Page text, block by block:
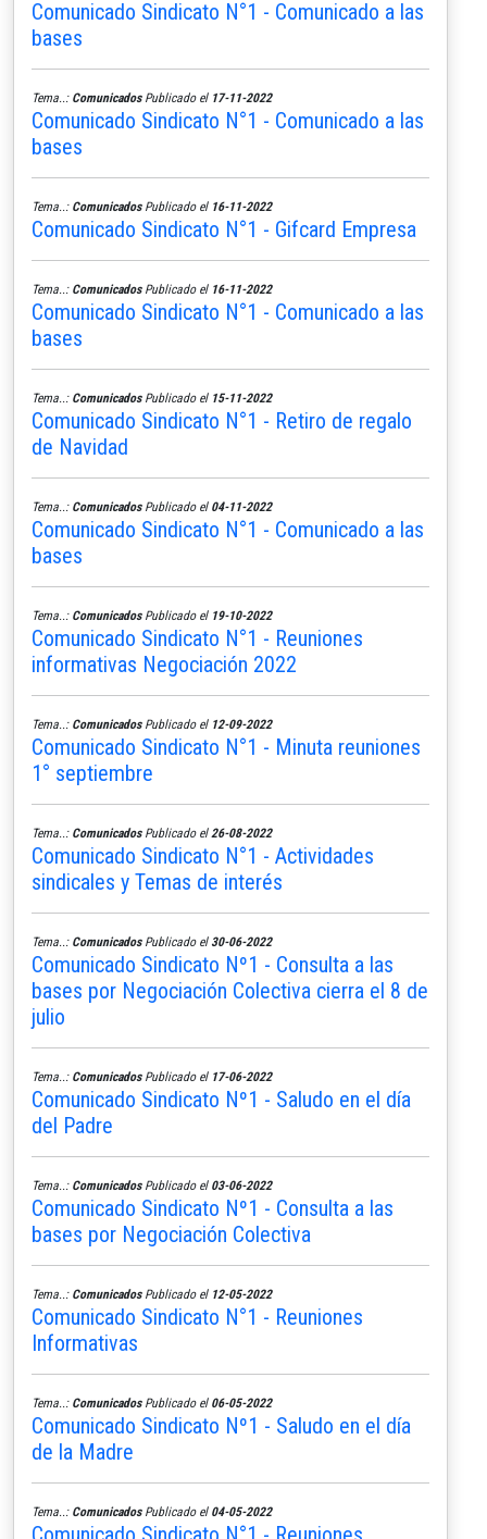
Comunicado Sindicato N°1 - Comunicado a las
bases
Tema..: ComunicadosPublicado el 17-11-2022
Comunicado Sindicato N°1 - Comunicado a las
bases
Tema..: ComunicadosPublicado el 16-11-2022
Comunicado Sindicato N°1 - Gifcard Empresa
Tema..: ComunicadosPublicado el 16-11-2022
Comunicado Sindicato N°1 - Comunicado a las
bases
Tema..: ComunicadosPublicado el 15-11-2022
Comunicado Sindicato N°1 - Retiro de regalo
de Navidad
Tema..: ComunicadosPublicado el 04-11-2022
Comunicado Sindicato N°1 - Comunicado a las
bases
Tema..: ComunicadosPublicado el 19-10-2022
Comunicado Sindicato N°1 - Reuniones
informativas Negociación 2022
Tema..: ComunicadosPublicado el 12-09-2022
Comunicado Sindicato N°1 - Minuta reuniones
1° septiembre
Tema..: ComunicadosPublicado el 26-08-2022
Comunicado Sindicato N°1 - Actividades
sindicales y Temas de interés
Tema..: ComunicadosPublicado el 30-06-2022
Comunicado Sindicato Nº1 - Consulta a las
bases por Negociación Colectiva cierra el 8 de
julio
Tema..: ComunicadosPublicado el 17-06-2022
Comunicado Sindicato Nº1 - Saludo en el día
del Padre
Tema..: ComunicadosPublicado el 03-06-2022
Comunicado Sindicato Nº1 - Consulta a las
bases por Negociación Colectiva
Tema..: ComunicadosPublicado el 12-05-2022
Comunicado Sindicato N°1 - Reuniones
Informativas
Tema..: ComunicadosPublicado el 06-05-2022
Comunicado Sindicato Nº1 - Saludo en el día
de la Madre
Tema..: ComunicadosPublicado el 04-05-2022